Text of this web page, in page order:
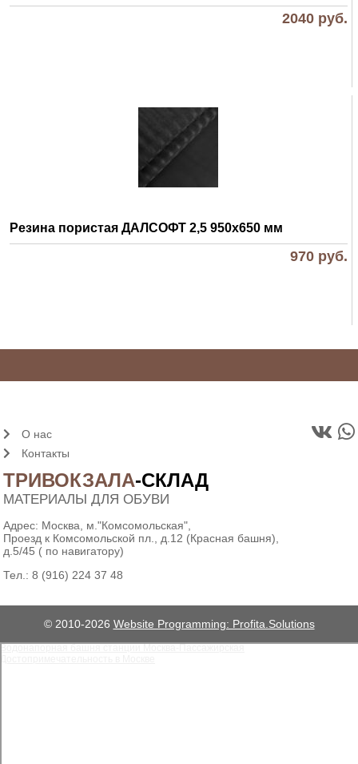
2040 руб.
Резина пористая ДАЛСОФТ 2,5 950х650 мм
970 руб.
ТРИВОКЗАЛА-СКЛАД
МАТЕРИАЛЫ ДЛЯ ОБУВИ
Адрес: Москва, м."Комсомольская",
Проезд к Комсомольской пл., д.12 (Красная башня),
д.5/45 ( по навигатору)
Тел.:8 (916) 224 37 48
О нас
Контакты
© 2010-2026 Website Programming: Profita.Solutions
Водонапорная башня станции Москва-Пассажирская